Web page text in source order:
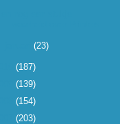
(23)
(187)
(139)
(154)
(203)